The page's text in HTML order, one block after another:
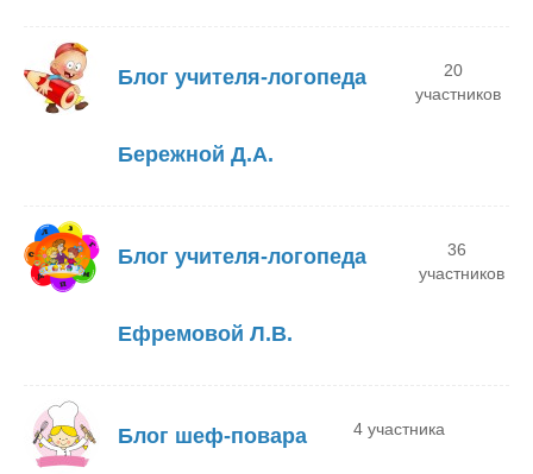
Блог учителя-логопеда
Бережной Д.А.
20
участников
Блог учителя-логопеда
Ефремовой Л.В.
36
участников
Блог шеф-повара 4 участника